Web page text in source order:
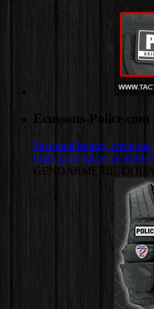
Ecussons-Police.com
Personnalisation,
tissés pour forces de
GENDARMERIE,